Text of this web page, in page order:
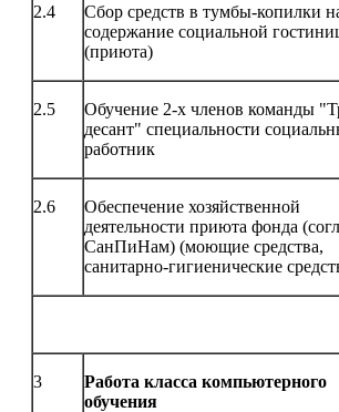
2.4
Сбор средств в тумбы-копилки
содержание социальной
(приюта)
2.5
Обучение 2-х членов команды
десант" специальности
работник
2.6
Обеспечение хозяйственной
деятельности приюта фонда
СанПиНам) (моющие средства,
санитарно-гигиенические
3
Работа класса компьютерного
обучения